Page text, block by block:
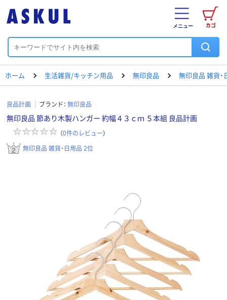
カゴ
メニュー
ホーム 生活雑貨/キッチン用品 無印良品 無印良品 雑貨・
良品計画 ブランド： 無印良品
無印良品 節あり木製ハンガー 約幅４３ｃｍ ５本組 良品計画
（0件のレビュー）
無印良品 雑貨・日用品 2位